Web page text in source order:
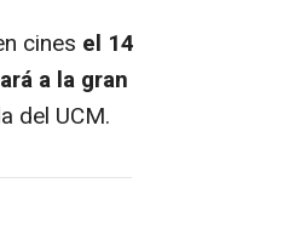
cines el 14
a la gran
del UCM.